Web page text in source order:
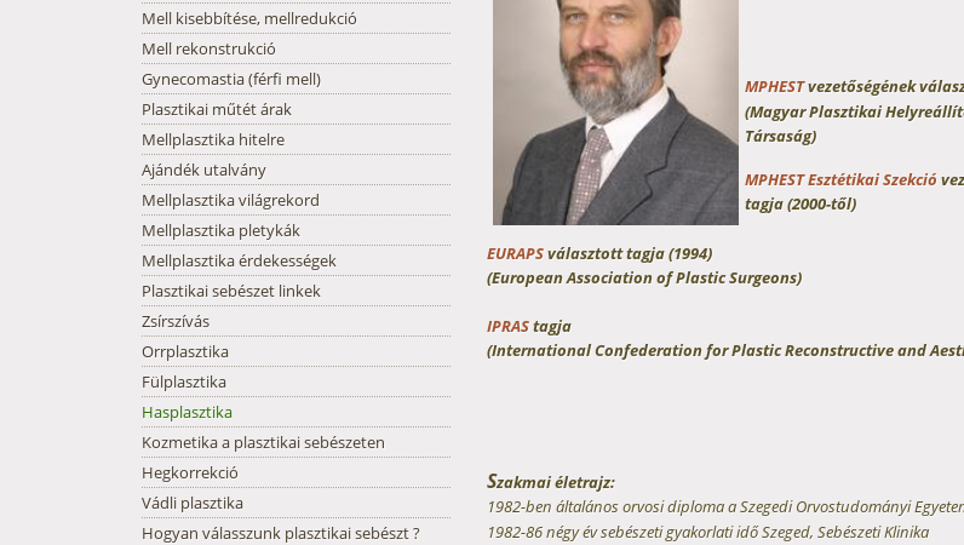
MPHESTvezetőségének
(Magyar Plasztikai
Társaság)
MPHEST Esztétikai Szekció
tagja (2000-től)
EURAPSválasztott tagja (1994)
(European Association of Plastic Surgeons)
IPRAStagja
(International Confederation for Plastic Reconstructive and
Szakmai életrajz:
1982-ben általános orvosi diploma a Szegedi Orvostudományi
1982-86 négy év sebészeti gyakorlati idő Szeged, Sebészeti Klinika
Mell kisebbítése, mellredukció
Mell rekonstrukció
Gynecomastia (férfi mell)
Plasztikai műtét árak
Mellplasztika hitelre
Ajándék utalvány
Mellplasztika világrekord
Mellplasztika pletykák
Mellplasztika érdekességek
Plasztikai sebészet linkek
Zsírszívás
Orrplasztika
Fülplasztika
Hasplasztika
Kozmetika a plasztikai sebészeten
Hegkorrekció
Vádli plasztika
Hogyan válasszunk plasztikai sebészt ?